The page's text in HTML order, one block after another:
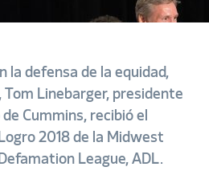
la defensa de la equidad,
Tom Linebarger, presidente
Cummins, recibió el
2018 de la Midwest
League, ADL.